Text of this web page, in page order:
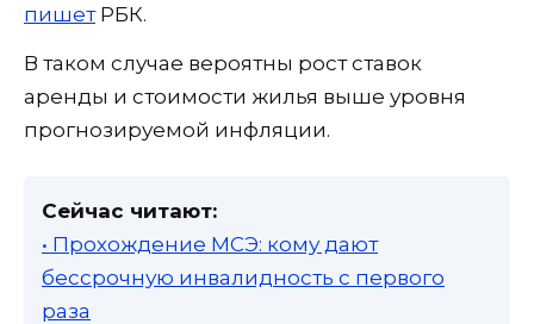
пишетРБК.
В таком случае вероятны рост ставок
аренды и стоимости жилья выше уровня
прогнозируемой инфляции.
Сейчас читают:
• Прохождение МСЭ: кому дают
бессрочную инвалидность с первого
раза